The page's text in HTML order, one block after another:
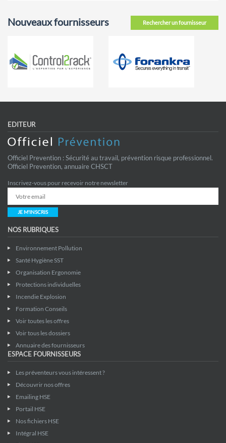
Rechercher un fournisseur
Nouveaux fournisseurs
EDITEUR
Officiel Prevention : Sécurité au travail, prévention risque professionnel.
Officiel Prevention, annuaire CHSCT
Inscrivez-vous pour recevoir notre newsletter
JE M'INSCRIS
NOS RUBRIQUES
Environnement Pollution
Santé Hygiène SST
Organisation Ergonomie
Protections individuelles
Incendie Explosion
Formation Conseils
Voir toutes les offres
Voir tous les dossiers
Annuaire des fournisseurs
ESPACE FOURNISSEURS
Les préventeurs vous intéressent ?
Découvrir nos offres
Emailing HSE
Portail HSE
Nos fichiers HSE
Intégral HSE